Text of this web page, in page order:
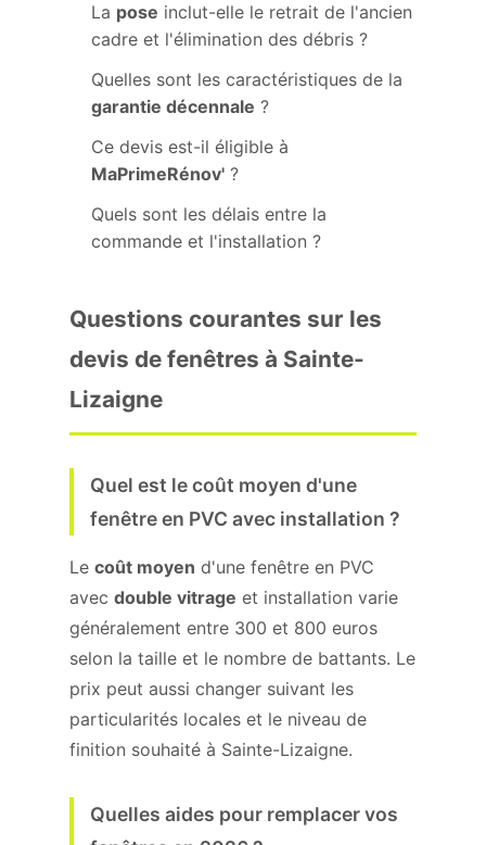
La pose inclut-elle le retrait de l'ancien
cadre et l'élimination des débris ?
Quelles sont les caractéristiques de la
garantie décennale ?
Ce devis est-il éligible à
MaPrimeRénov' ?
Quels sont les délais entre la
commande et l'installation ?
Questions courantes sur les
devis de fenêtres à Sainte-
Lizaigne
Quel est le coût moyen d'une
fenêtre en PVC avec installation ?
Le coût moyen d'une fenêtre en PVC
avec double vitrage et installation varie
généralement entre 300 et 800 euros
selon la taille et le nombre de battants. Le
prix peut aussi changer suivant les
particularités locales et le niveau de
finition souhaité à Sainte-Lizaigne.
Quelles aides pour remplacer vos